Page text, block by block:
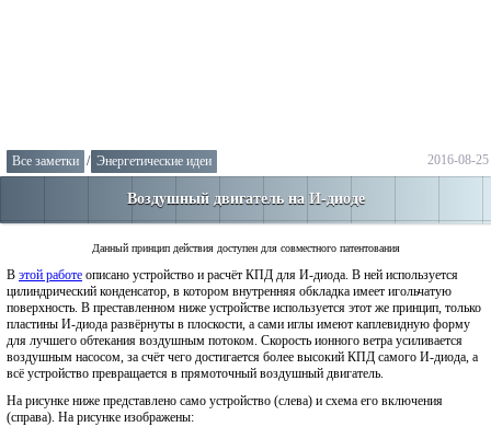
2016-08-25
Все заметки / Энергетические идеи
Воздушный двигатель на И-диоде
Данный принцип действия доступен для совместного патентования
В этой работе описано устройство и расчёт КПД для И-диода. В ней используется
цилиндрический конденсатор, в котором внутренняя обкладка имеет игольчатую
поверхность. В преставленном ниже устройстве используется этот же принцип, только
пластины И-диода развёрнуты в плоскости, а сами иглы имеют каплевидную форму
для лучшего обтекания воздушным потоком. Скорость ионного ветра усиливается
воздушным насосом, за счёт чего достигается более высокий КПД самого И-диода, а
всё устройство превращается в прямоточный воздушный двигатель.
На рисунке ниже представлено само устройство (слева) и схема его включения
(справа). На рисунке изображены: